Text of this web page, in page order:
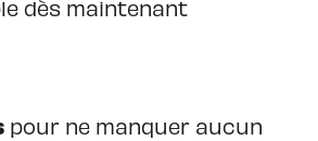
dès maintenant
pour ne manquer aucun